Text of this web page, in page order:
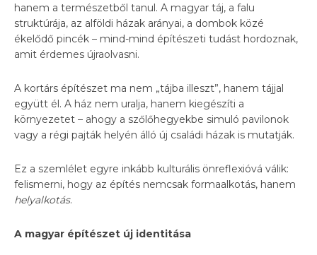
hanem a természetből tanul. A magyar táj, a falu
struktúrája, az alföldi házak arányai, a dombok közé
ékelődő pincék – mind-mind építészeti tudást hordoznak,
amit érdemes újraolvasni.
A kortárs építészet ma nem „tájba illeszt”, hanem tájjal
együtt él. A ház nem uralja, hanem kiegészíti a
környezetet – ahogy a szőlőhegyekbe simuló pavilonok
vagy a régi pajták helyén álló új családi házak is mutatják.
Ez a szemlélet egyre inkább kulturális önreflexióvá válik:
felismerni, hogy az építés nemcsak formaalkotás, hanem
helyalkotás.
A magyar építészet új identitása